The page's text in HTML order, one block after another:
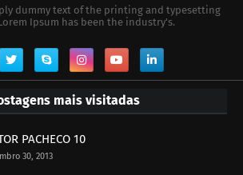
dummy text of the printing and typesetting
Ipsum has been the industry's.
mais visitadas
PACHECO 10
30, 2013